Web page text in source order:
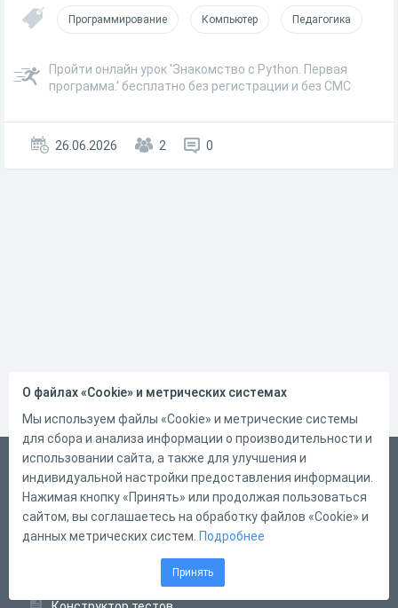
Программирование Компьютер Педагогика
Пройти онлайн урок 'Знакомство с Python. Первая
программа.' бесплатно без регистрации и без СМС
26.06.2026 2 0
Русский
Справка
Форма обратной связи
О файлах «Cookie» и метрических системах
Мы используем файлы «Cookie» и метрические системы
для сбора и анализа информации о производительности и
использовании сайта, а также для улучшения и
индивидуальной настройки предоставления информации.
Нажимая кнопку «Принять» или продолжая пользоваться
сайтом, вы соглашаетесь на обработку файлов «Cookie» и
данных метрических систем. Подробнее
Принять